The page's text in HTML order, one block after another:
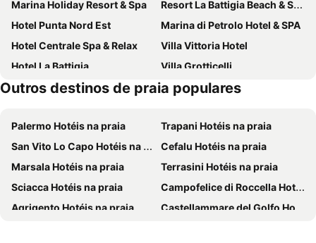
Marina Holiday Resort & Spa
Resort La Battigia Beach & Spa
Hotel Punta Nord Est
Marina di Petrolo Hotel & SPA
Hotel Centrale Spa & Relax
Villa Vittoria Hotel
Hotel La Battigia
Villa Grotticelli
Hotel Cala Marina
La Blanca Resort & Spa
Case D'Anna
Hotel Cetarium
Luxmarì Hotel & Spa
Hotel Belvedere Resort 4 Stelle
B&B Kolors
Le Plejadi
B&B Pelagos
Scopello Guidaloca Villas
Agriturismo Finazzo
Tenuta Seredipa
Outros destinos de praia populares
Palermo Hotéis na praia
Trapani Hotéis na praia
San Vito Lo Capo Hotéis na praia
Cefalu Hotéis na praia
Marsala Hotéis na praia
Terrasini Hotéis na praia
Sciacca Hotéis na praia
Campofelice di Roccella Hotéis na praia
Agrigento Hotéis na praia
Castellammare del Golfo Hotéis na praia